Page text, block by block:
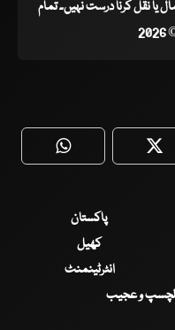
نقل کرنا درست نہیں۔ تمام
WhatsApp
پاکستان
کھیل
انٹرٹینمنٹ
و عجیب